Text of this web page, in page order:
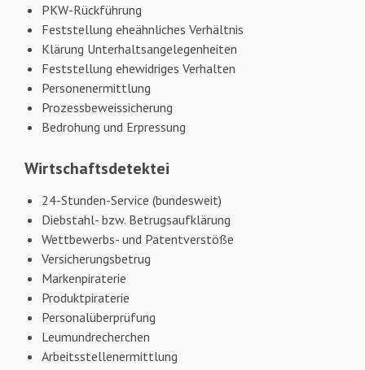
PKW-Rückführung
Feststellung eheähnliches Verhältnis
Klärung Unterhaltsangelegenheiten
Feststellung ehewidriges Verhalten
Personenermittlung
Prozessbeweissicherung
Bedrohung und Erpressung
Wirtschaftsdetektei
24-Stunden-Service (bundesweit)
Diebstahl- bzw. Betrugsaufklärung
Wettbewerbs- und Patentverstöße
Versicherungsbetrug
Markenpiraterie
Produktpiraterie
Personalüberprüfung
Leumundrecherchen
Arbeitsstellenermittlung